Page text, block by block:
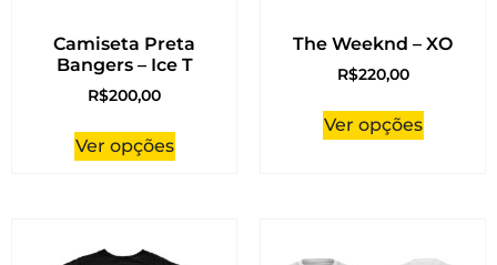
Camiseta Preta
Bangers – Ice T
R$200,00
Ver opções
The Weeknd – XO
R$220,00
Ver opções